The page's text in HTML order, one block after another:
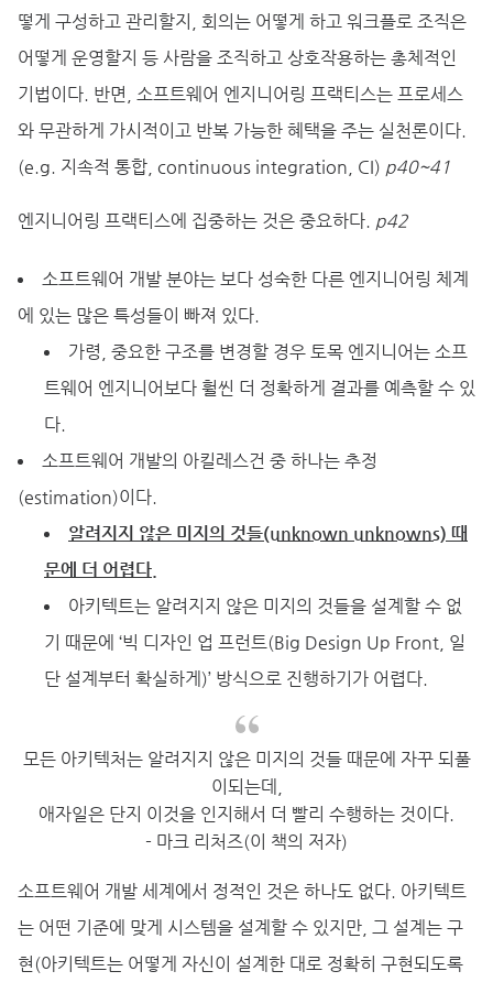
떻게 구성하고 관리할지, 회의는 어떻게 하고 워크플로 조직은
어떻게 운영할지 등 사람을 조직하고 상호작용하는 총체적인
기법이다. 반면, 소프트웨어 엔지니어링 프랙티스는 프로세스
와 무관하게 가시적이고 반복 가능한 혜택을 주는 실천론이다.
(e.g. 지속적 통합, continuous integration, CI) p40~41
엔지니어링 프랙티스에 집중하는 것은 중요하다. p42
소프트웨어 개발 분야는 보다 성숙한 다른 엔지니어링 체계
에 있는 많은 특성들이 빠져 있다.
가령, 중요한 구조를 변경할 경우 토목 엔지니어는 소프
트웨어 엔지니어보다 훨씬 더 정확하게 결과를 예측할 수 있
다.
소프트웨어 개발의 아킬레스건 중 하나는 추정
(estimation)이다.
알려지지 않은 미지의 것들(unknown unknowns) 때
문에 더 어렵다.
아키텍트는 알려지지 않은 미지의 것들을 설계할 수 없
기 때문에 ‘빅 디자인 업 프런트(Big Design Up Front, 일
단 설계부터 확실하게)’ 방식으로 진행하기가 어렵다.
모든 아키텍처는 알려지지 않은 미지의 것들 때문에 자꾸 되풀
이되는데,
애자일은 단지 이것을 인지해서 더 빨리 수행하는 것이다.
- 마크 리처즈(이 책의 저자)
소프트웨어 개발 세계에서 정적인 것은 하나도 없다. 아키텍트
는 어떤 기준에 맞게 시스템을 설계할 수 있지만, 그 설계는 구
현(아키텍트는 어떻게 자신이 설계한 대로 정확히 구현되도록